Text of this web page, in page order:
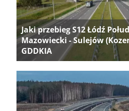
Jaki przebieg S12 Łódź
Mazowiecki - Sulejów
GDDKIA